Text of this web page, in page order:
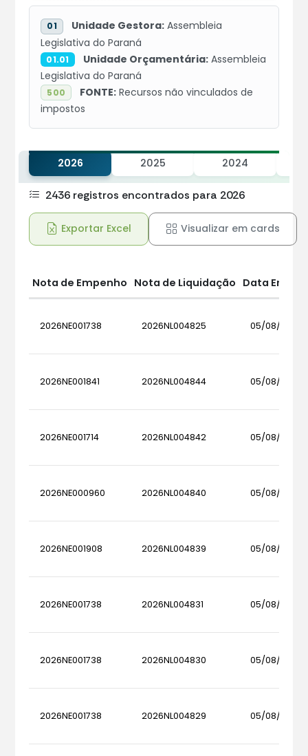
01 Unidade Gestora:Assembleia
Legislativa do Paraná
01.01 Unidade Orçamentária:Assembleia
Legislativa do Paraná
500 FONTE:Recursos não vinculados de
impostos
2026 2025 2024
2436 registros encontrados para 2026
Exportar Excel Visualizar em cards
Nota de Empenho Nota de Liquidação Data
2026NE001738 2026NL004825 05/08/2026
2026NE001841 2026NL004844 05/08/2026
2026NE001714 2026NL004842 05/08/2026
2026NE000960 2026NL004840 05/08/2026
2026NE001908 2026NL004839 05/08/2026
2026NE001738 2026NL004831 05/08/2026
2026NE001738 2026NL004830 05/08/2026
2026NE001738 2026NL004829 05/08/2026